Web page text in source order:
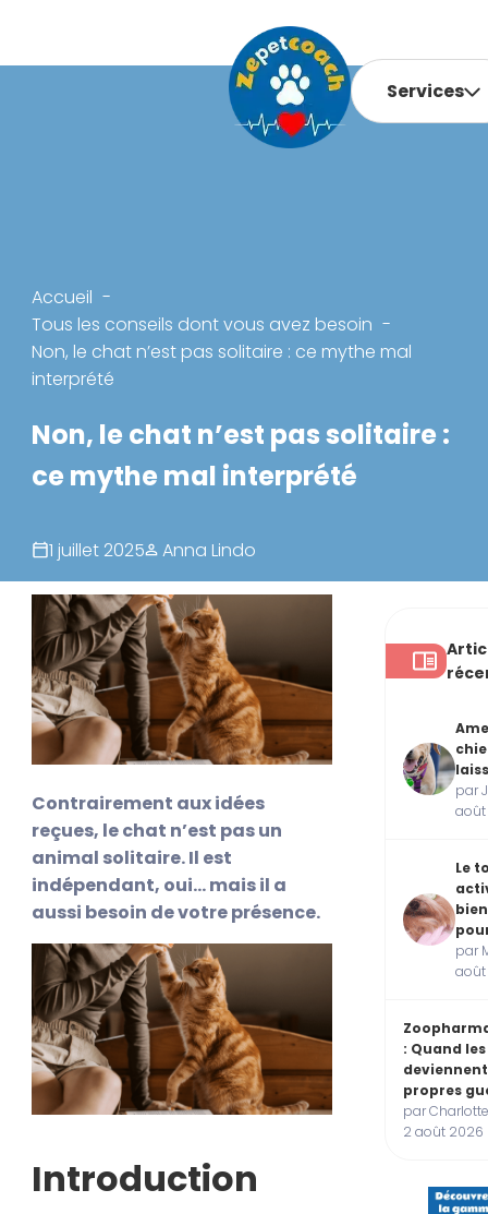
Services
Accueil
Tous les conseils dont vous avez besoin
Non, le chat n’est pas solitaire : ce mythe mal
interprété
Non, le chat n’est pas solitaire :
ce mythe mal interprété
1 juillet 2025 Anna Lindo
Contrairement aux idées
reçues, le chat n’est pas un
animal solitaire. Il est
indépendant, oui… mais il a
aussi besoin de votre présence.
Introduction
par
Le
par
: Quand
propres
par
2 août 2026